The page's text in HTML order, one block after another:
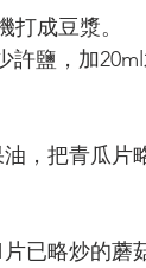
成豆漿。
鹽，加20ml
，把青瓜片
已略炒的蘑